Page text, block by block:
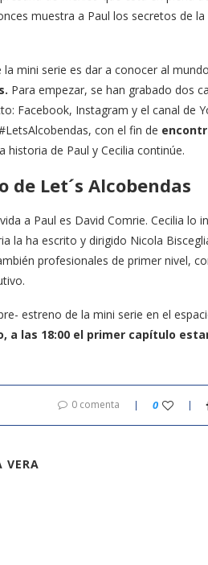
muestra a Paul los secretos de
mini serie es dar a conocer al
Para empezar, se han grabado dos
Facebook, Instagram y el canal de
con el fin de
historia de Paul y Cecilia continúe.
de Let´s Alcobendas
a Paul es David Comrie. Cecilia lo
la ha escrito y dirigido Nicola
profesionales de primer nivel,
estreno de la mini serie en el
a las 18:00 el primer capítulo
0 comenta 0
VERA